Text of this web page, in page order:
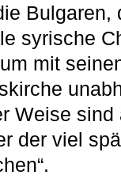
Bulgaren,
syrische
mit
Weise
der viel